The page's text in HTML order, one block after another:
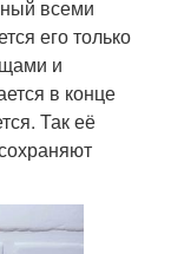
всеми
его только
и
в конце
Так её